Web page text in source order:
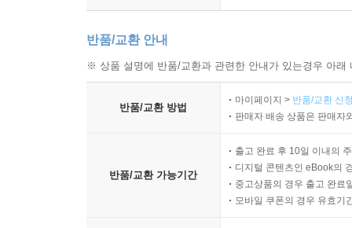
8.2.5 텔레메트리 서비스 적용 효과
8.3 ITIL 관점에서의 TaaS 개발
8.3.2 TaaS의 표준화
9장. 컨테이너 클라우드의 목적과 효과
9.1 TaaS의 전략적 목적
반품/교환 안내
※ 상품 설명에 반품/교환과 관련한 안내가 있는경우 아
반품/교환 방법
마이페이지 > 반품/교환 신
판매자 배송 상품은 판매자
반품/교환 가능기간
출고 완료 후 10일 이내의
디지털 콘텐츠인 eBook의
중고상품의 경우 출고 완료
모바일 쿠폰의 경우 유효기